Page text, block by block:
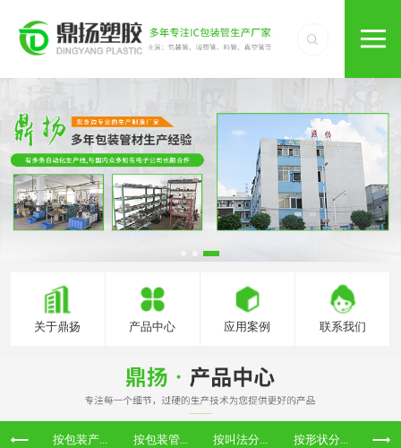
关于鼎扬 产品中心 应用案例 联系我们
按包装产... 按包装管... 按叫法分... 按形状分...